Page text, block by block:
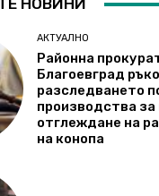
НОВИНИ
АКТУАЛНО
Районна
Благоевград
разследването
производства за
отглеждане на
на конопа